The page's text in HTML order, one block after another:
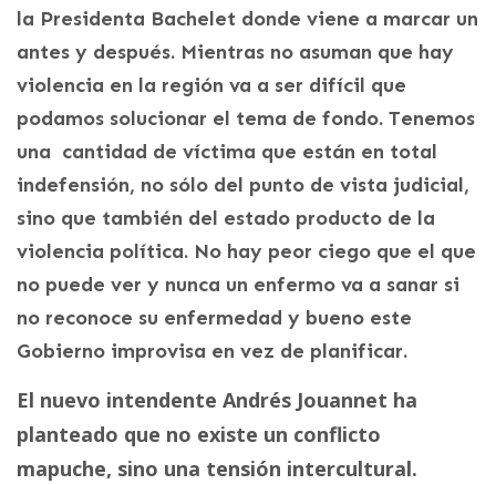
la Presidenta Bachelet donde viene a marcar un
antes y después. Mientras no asuman que hay
violencia en la región va a ser difícil que
podamos solucionar el tema de fondo. Tenemos
una cantidad de víctima que están en total
indefensión, no sólo del punto de vista judicial,
sino que también del estado producto de la
violencia política. No hay peor ciego que el que
no puede ver y nunca un enfermo va a sanar si
no reconoce su enfermedad y bueno este
Gobierno improvisa en vez de planificar.
El nuevo intendente Andrés Jouannet ha
planteado que no existe un conflicto
mapuche, sino una tensión intercultural.